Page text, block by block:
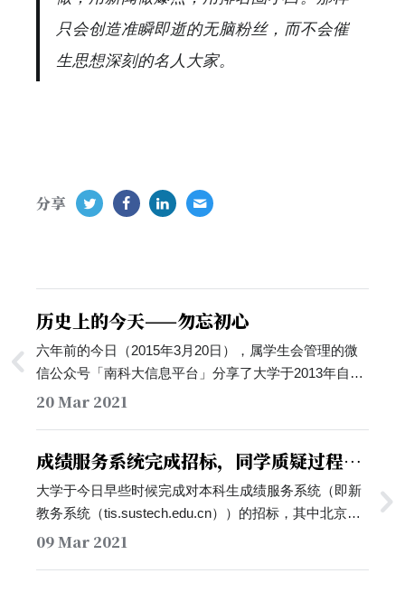
只会创造准瞬即逝的无脑粉丝，而不会催
生思想深刻的名人大家。
分享
历史上的今天——勿忘初心
六年前的今日（2015年3月20日），属学生会管理的微
信公众号「南科大信息平台」分享了大学于2013年自主
招生时为同学发放的书签。书签的正面主要为大学校园
到这些书签，尤其是书签上的文字真是泪奔啊，感觉心
里某些东西在耸动，…
20 Mar 2021
成绩服务系统完成招标，同学质疑过程
「串标」
大学于今日早些时候完成对本科生成绩服务系统（即新
教务系统（tis.sustech.edu.cn））的招标，其中北京赢
科天地电子有限公司以98.1万元的价格中标。但有同学
09 Mar 2021